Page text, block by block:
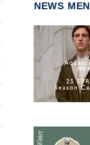
NEWS MEN